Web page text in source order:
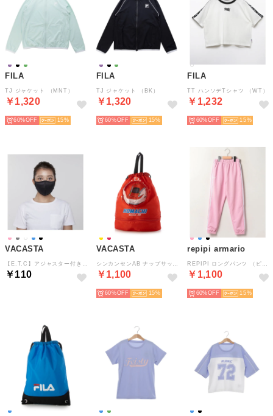
FILA
TJ ジャケット （MNT）
￥1,320
60% 15
FILA
TJ ジャケット （BK）
￥1,320
60% 15
FILA
TT ハンソデTシャツ （WT）
￥1,232
60% 15
VACASTA
￥110
VACASTA
￥1,100
60% 15
repipi armario
￥1,100
60% 15